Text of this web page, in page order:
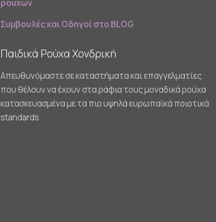
ρούχων
Συμβουλές και Οδηγοί στο BLOG
Παιδικά Ρούχα Χονδρική
Απευθυνόμαστε σε καταστήματα και επαγγελματίες
που θέλουν να έχουν στα ράφια τους μοναδικά ρούχα
κατασκευασμένα με τα πιο υψηλά ευρωπαϊκά ποιοτικά
standards.